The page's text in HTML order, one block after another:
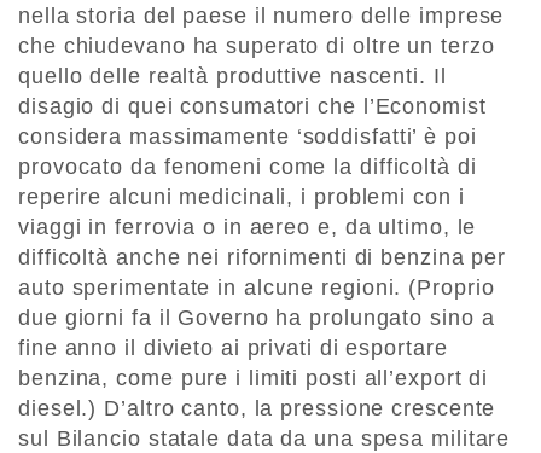
nella storia del paese il numero delle imprese
che chiudevano ha superato di oltre un terzo
quello delle realtà produttive nascenti. Il
disagio di quei consumatori che l’Economist
considera massimamente ‘soddisfatti’ è poi
provocato da fenomeni come la difficoltà di
reperire alcuni medicinali, i problemi con i
viaggi in ferrovia o in aereo e, da ultimo, le
difficoltà anche nei rifornimenti di benzina per
auto sperimentate in alcune regioni. (Proprio
due giorni fa il Governo ha prolungato sino a
fine anno il divieto ai privati di esportare
benzina, come pure i limiti posti all’export di
diesel.) D’altro canto, la pressione crescente
sul Bilancio statale data da una spesa militare